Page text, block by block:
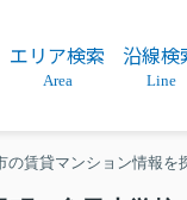
エリア検索
Area
沿線検
Line
の賃貸マンション情報を